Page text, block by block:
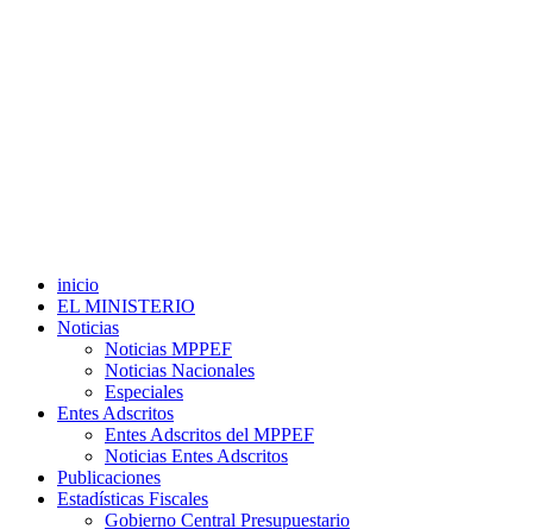
inicio
EL MINISTERIO
Noticias
Noticias MPPEF
Noticias Nacionales
Especiales
Entes Adscritos
Entes Adscritos del MPPEF
Noticias Entes Adscritos
Publicaciones
Estadísticas Fiscales
Gobierno Central Presupuestario